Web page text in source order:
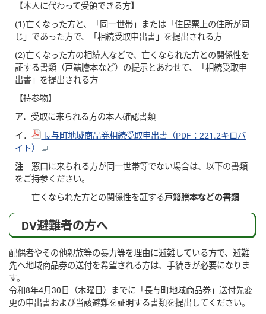
【本人に代わって受領できる方】
(1)亡くなった方と、「同一世帯」または「住民票上の住所が同
じ」であった方で、「相続受取申出書」を提出される方
(2)亡くなった方の相続人などで、亡くなられた方との関係性を
証する書類（戸籍謄本など）の提示とあわせて、「相続受取申
出書」を提出される方
【持参物】
ア．受取に来られる方の本人確認書類
イ．
長与町地域商品券相続受取申出書（PDF：221.2キロバ
イト）
注 窓口に来られる方が同一世帯等でない場合は、以下の書類
をご持参ください。
亡くなられた方との関係性を証する戸籍謄本などの書類
DV避難者の方へ
配偶者やその他親族等の暴力等を理由に避難している方で、避難
先へ地域商品券の送付を希望される方は、手続きが必要になりま
す。
令和8年4月30日（木曜日）までに「長与町地域商品券」送付先変
更の申出書および当該避難を証明する書類を提出してください。